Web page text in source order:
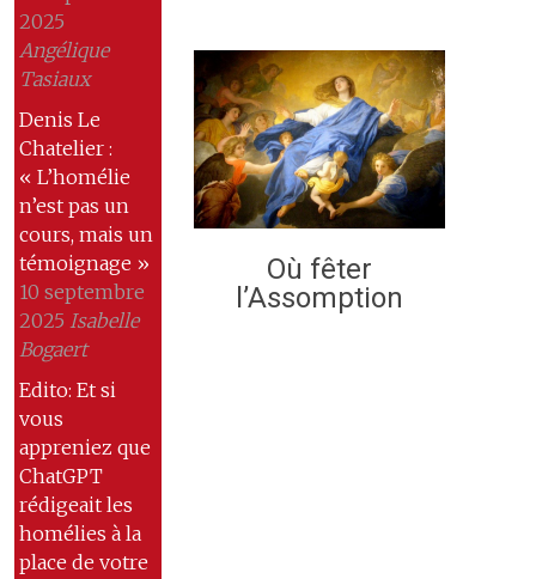
2025
Angélique
Tasiaux
Denis Le
Chatelier :
« L’homélie
n’est pas un
cours, mais un
témoignage »
10 septembre
2025 Isabelle
Bogaert
Edito: Et si
vous
appreniez que
ChatGPT
rédigeait les
homélies à la
place de votre
Où fêter
l’Assomption